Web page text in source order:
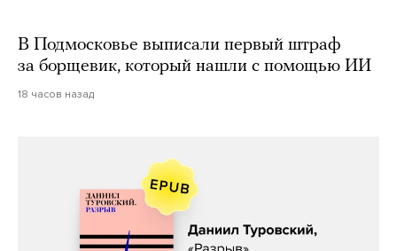
В Подмосковье выписали первый штраф
за борщевик, который нашли с помощью ИИ
18 часов назад